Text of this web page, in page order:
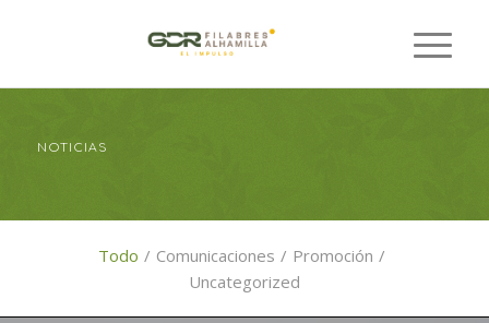
NOTICIAS
Todo / Comunicaciones / Promoción /
Uncategorized